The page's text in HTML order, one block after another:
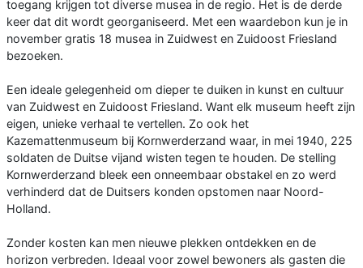
toegang krijgen tot diverse musea in de regio. Het is de derde
keer dat dit wordt georganiseerd. Met een waardebon kun je in
november gratis 18 musea in Zuidwest en Zuidoost Friesland
bezoeken.
Een ideale gelegenheid om dieper te duiken in kunst en cultuur
van Zuidwest en Zuidoost Friesland. Want elk museum heeft zijn
eigen, unieke verhaal te vertellen. Zo ook het
Kazemattenmuseum bij Kornwerderzand waar, in mei 1940, 225
soldaten de Duitse vijand wisten tegen te houden. De stelling
Kornwerderzand bleek een onneembaar obstakel en zo werd
verhinderd dat de Duitsers konden opstomen naar Noord-
Holland.
Zonder kosten kan men nieuwe plekken ontdekken en de
horizon verbreden. Ideaal voor zowel bewoners als gasten die